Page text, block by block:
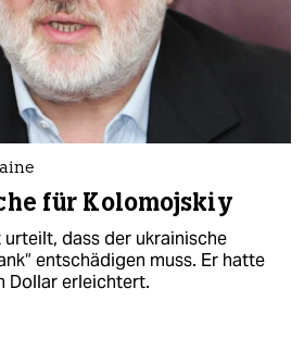
für Kolomojskiy
dass der ukrainische
entschädigen muss. Er hatte
Dollar erleichtert.